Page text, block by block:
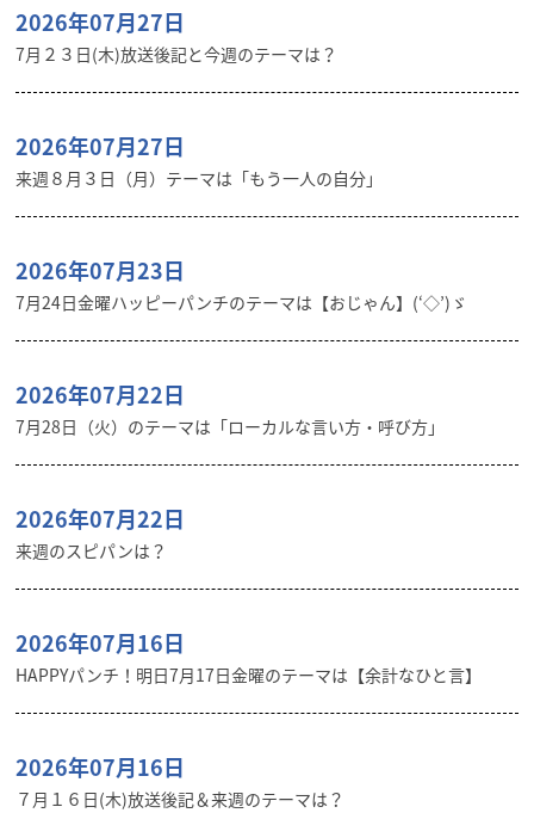
2026年07月27日
7月２３日(木)放送後記と今週のテーマは？
2026年07月27日
来週８月３日（月）テーマは「もう一人の自分」
2026年07月23日
7月24日金曜ハッピーパンチのテーマは【おじゃん】(‘◇’)ゞ
2026年07月22日
7月28日（火）のテーマは「ローカルな言い方・呼び方」
2026年07月22日
来週のスピパンは？
2026年07月16日
HAPPYパンチ！明日7月17日金曜のテーマは【余計なひと言】
2026年07月16日
７月１６日(木)放送後記＆来週のテーマは？